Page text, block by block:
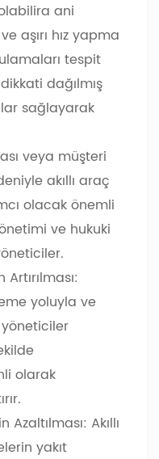
a ani
aşırı hız yapma
tespit
dağılmış
sağlayarak
veya müşteri
akıllı araç
olacak önemli
ve hukuki
yoluyla ve
olarak
Akıllı
yakıt